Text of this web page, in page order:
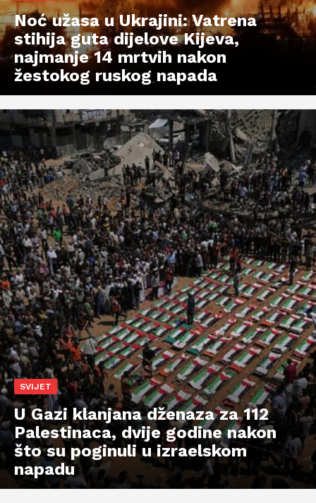
Noć užasa u Ukrajini: Vatrena
stihija guta dijelove Kijeva,
najmanje 14 mrtvih nakon
žestokog ruskog napada
SVIJET
U Gazi klanjana dženaza za 112
Palestinaca, dvije godine nakon
što su poginuli u izraelskom
napadu